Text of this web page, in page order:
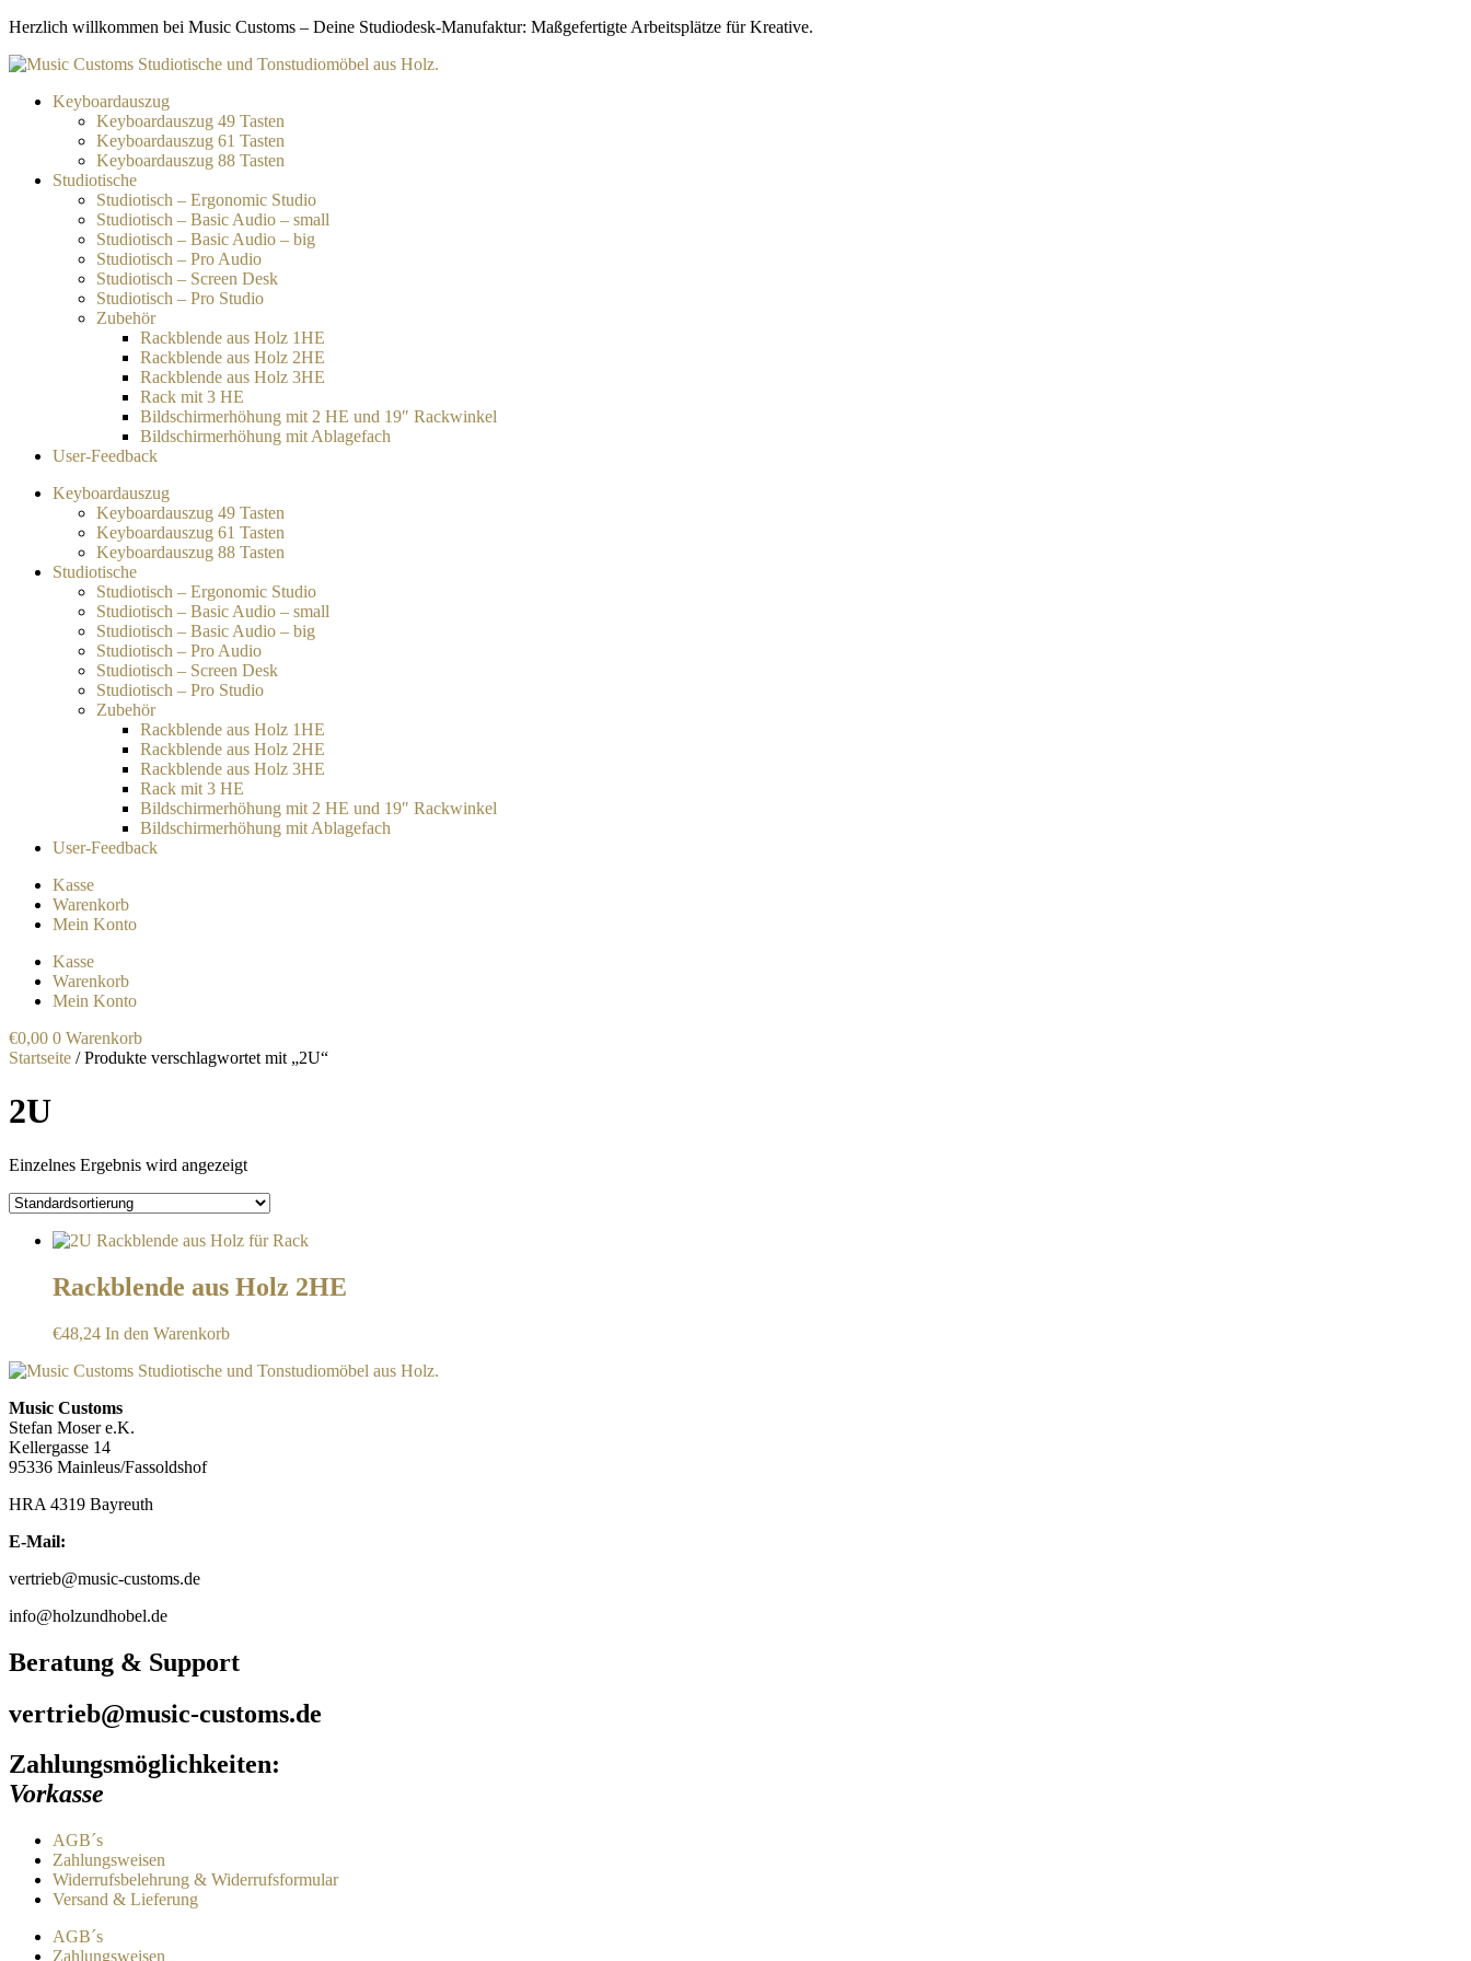
Zum
springen
Herzlich willkommen bei Music Customs – Deine Studiodesk-Manufaktur: Maßgefertigte Arbeitsplätze für Kreative.
Keyboardauszug
Keyboardauszug 49 Tasten
Keyboardauszug 61 Tasten
Keyboardauszug 88 Tasten
Studiotische
Studiotisch – Ergonomic Studio
Studiotisch – Basic Audio – small
Studiotisch – Basic Audio – big
Studiotisch – Pro Audio
Studiotisch – Screen Desk
Studiotisch – Pro Studio
Zubehör
Rackblende aus Holz 1HE
Rackblende aus Holz 2HE
Rackblende aus Holz 3HE
Rack mit 3 HE
Bildschirmerhöhung mit 2 HE und 19″ Rackwinkel
Bildschirmerhöhung mit Ablagefach
User-Feedback
Keyboardauszug
Keyboardauszug 49 Tasten
Keyboardauszug 61 Tasten
Keyboardauszug 88 Tasten
Studiotische
Studiotisch – Ergonomic Studio
Studiotisch – Basic Audio – small
Studiotisch – Basic Audio – big
Studiotisch – Pro Audio
Studiotisch – Screen Desk
Studiotisch – Pro Studio
Zubehör
Rackblende aus Holz 1HE
Rackblende aus Holz 2HE
Rackblende aus Holz 3HE
Rack mit 3 HE
Bildschirmerhöhung mit 2 HE und 19″ Rackwinkel
Bildschirmerhöhung mit Ablagefach
User-Feedback
Kasse
Warenkorb
Mein Konto
Kasse
Warenkorb
Mein Konto
€0,00 0 Warenkorb
Startseite / Produkte verschlagwortet mit „2U“
2U
Einzelnes Ergebnis wird angezeigt
Rackblende aus Holz 2HE
€48,24 In den Warenkorb
Music Customs
Stefan Moser e.K.
Kellergasse 14
95336 Mainleus/Fassoldshof
HRA 4319 Bayreuth
E-Mail:
vertrieb@music-customs.de
info@holzundhobel.de
Beratung & Support
vertrieb@music-customs.de
Zahlungsmöglichkeiten:
Vorkasse
AGB´s
Zahlungsweisen
Widerrufsbelehrung & Widerrufsformular
Versand & Lieferung
AGB´s
Zahlungsweisen